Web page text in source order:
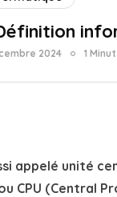
2024 1
appelé unité
CPU (Central